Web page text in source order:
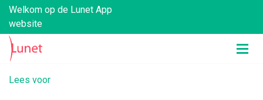
Welkom op de Lunet App
website
Lees voor